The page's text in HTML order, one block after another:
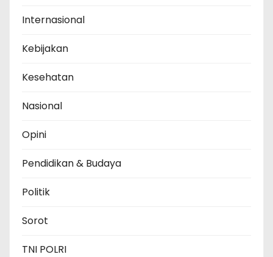
Internasional
Kebijakan
Kesehatan
Nasional
Opini
Pendidikan & Budaya
Politik
Sorot
TNI POLRI